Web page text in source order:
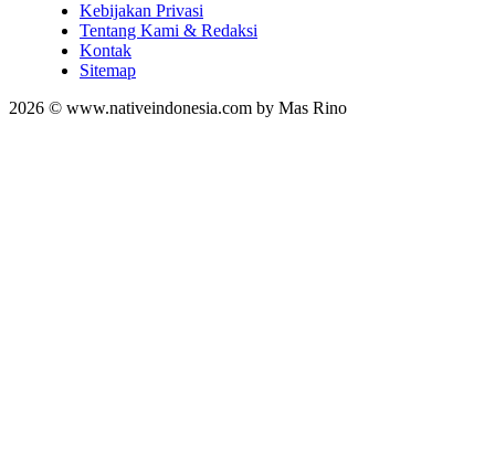
Kebijakan Privasi
Tentang Kami & Redaksi
Kontak
Sitemap
2026 © www.nativeindonesia.com by Mas Rino